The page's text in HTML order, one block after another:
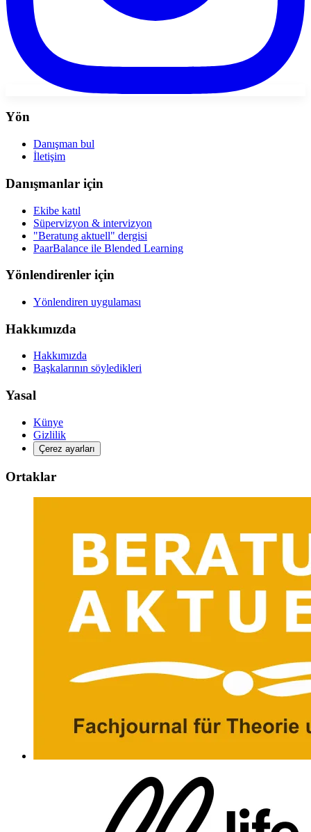
Yön
Danışman bul
İletişim
Danışmanlar için
Ekibe katıl
Süpervizyon & intervizyon
"Beratung aktuell" dergisi
PaarBalance ile Blended Learning
Yönlendirenler için
Yönlendiren uygulaması
Hakkımızda
Hakkımızda
Başkalarının söyledikleri
Yasal
Künye
Gizlilik
Çerez ayarları
Ortaklar